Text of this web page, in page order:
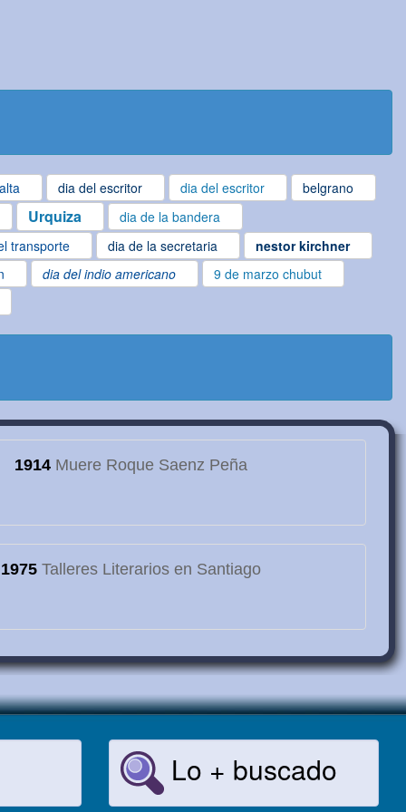
dia del escritor dia del escritor
belgrano
Urquiza
dia de la bandera
transporte dia de la secretaria
nestor kirchner
dia del indio americano
9 de marzo chubut
1914Muere Roque Saenz Peña
1975Talleres Literarios en Santiago
Lo + buscado